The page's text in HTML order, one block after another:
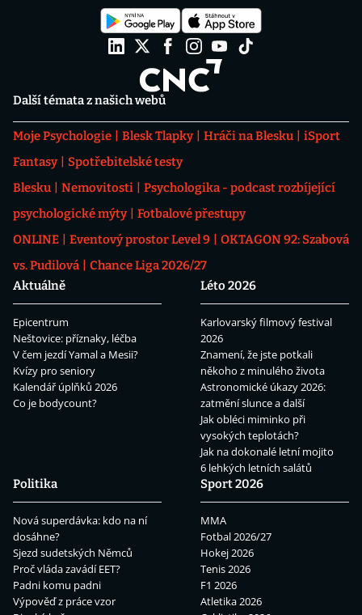
Další témata z našich webů
Moje Psychologie Blesk Tlapky Hráči na Blesku
iSport
Fantasy
Spotřebitelské testy
Blesku
Nemovitosti
Psychologika - podcast rozbíjející
psychologické mýty
Fotbalové přestupy
ONLINE
Eventový prostor Level 9
OKTAGON 92: Szabová
vs. Pudilová
Chance Liga 2026/27
Aktuálně
Epicentrum
Neštovice: příznaky, léčba
V čem jezdí Yamal a Mesii?
Kvízy pro seniory
Kalendář úplňků 2026
Co je bodycount?
Léto 2026
Karlovarský filmový festival
2026
Znamení, že jste potkali
někoho z minulého života
Astronomické úkazy 2026:
zatmění slunce a další
Jak obléci miminko při
vysokých teplotách?
Jak na dokonalé letní mojito
6 lehkých letních salátů
Politika
Nová superdávka: kdo na ní
dosáhne?
Sjezd sudetských Němců
Proč vláda zavádí EET?
Padni komu padni
Výpověď z práce vzor
Sport 2026
MMA
Fotbal 2026/27
Hokej 2026
Tenis 2026
F1 2026
Atletika 2026